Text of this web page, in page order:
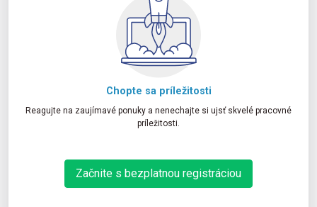
Chopte sa príležitosti
Reagujte na zaujímavé ponuky a nenechajte si ujsť skvelé pracovné
príležitosti.
Začnite s bezplatnou registráciou